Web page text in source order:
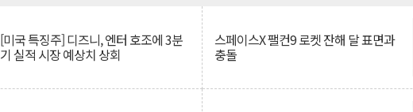
[미국 특징주] 디즈니, 엔터 호조에 3분
기 실적 시장 예상치 상회
스페이스X 팰컨9 로켓 잔해 달 표면과
충돌